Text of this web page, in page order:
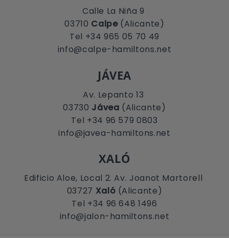
Calle La Niña 9
03710 Calpe(Alicante)
Tel +34 965 05 70 49
info@calpe-hamiltons.net
JÁVEA
Av. Lepanto 13
03730 Jávea (Alicante)
Tel +34 96 579 0803
info@javea-hamiltons.net
XALÓ
Edificio Aloe, Local 2. Av. Joanot Martorell
03727 Xaló (Alicante)
Tel +34 96 648 1496
info@jalon-hamiltons.net